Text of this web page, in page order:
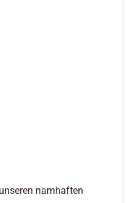
namhaften